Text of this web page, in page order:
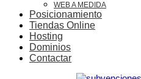
WEB A MEDIDA
Posicionamiento
Tiendas Online
Hosting
Dominios
Contactar